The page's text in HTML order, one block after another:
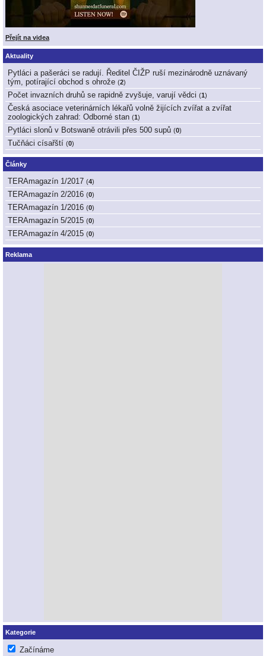
Přejít na videa
Aktuality
Pytláci a pašeráci se radují. Ředitel ČIŽP ruší mezinárodně uznávaný
tým, potírající obchod s ohrože (2)
Počet invazních druhů se rapidně zvyšuje, varují vědci (1 )
Česká asociace veterinárních lékařů volně žijících zvířat a zvířat
zoologických zahrad: Odborné stan (1 )
Pytláci slonů v Botswaně otrávili přes 500 supů (0)
Tučňáci císařští (0)
Články
TERAmagazín 1/2017 (4)
TERAmagazín 2/2016 (0)
TERAmagazín 1/2016 (0)
TERAmagazín 5/2015 (0)
TERAmagazín 4/2015 (0)
Reklama
Kategorie
Začínáme